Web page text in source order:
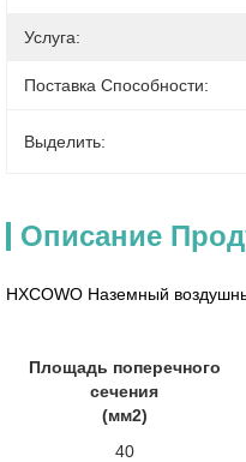
Услуга:
Поставка Способности:
Выделить:
Описание
HXCOWO Наземный
Площадь поперечного
сечения
(мм2)
40